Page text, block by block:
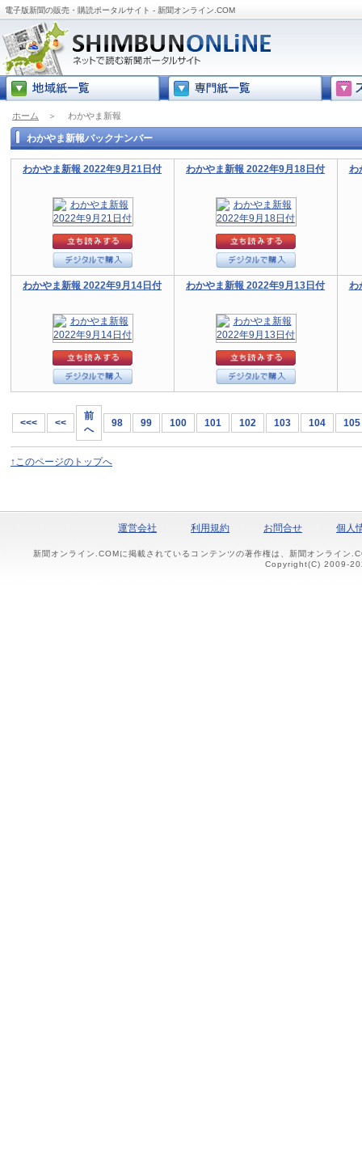
電子版新聞の販売・購読ポータルサイト - 新聞オンライン.COM
ホーム ＞ わかやま新報
わかやま新報バックナンバー
わかやま新報 2022年9月21日付 わかやま新報 2022年9月18日付 わ
わかやま新報 2022年9月14日付 わかやま新報 2022年9月13日付 わ
<<< <<
前
へ
98 99 100 101 102 103 104 105
↑このページのトップへ
運営会社 利用規約 お問合せ 個人
新聞オンライン.COMに掲載されているコンテンツの著作権は、新聞オンライン
Copyright(C) 2009-